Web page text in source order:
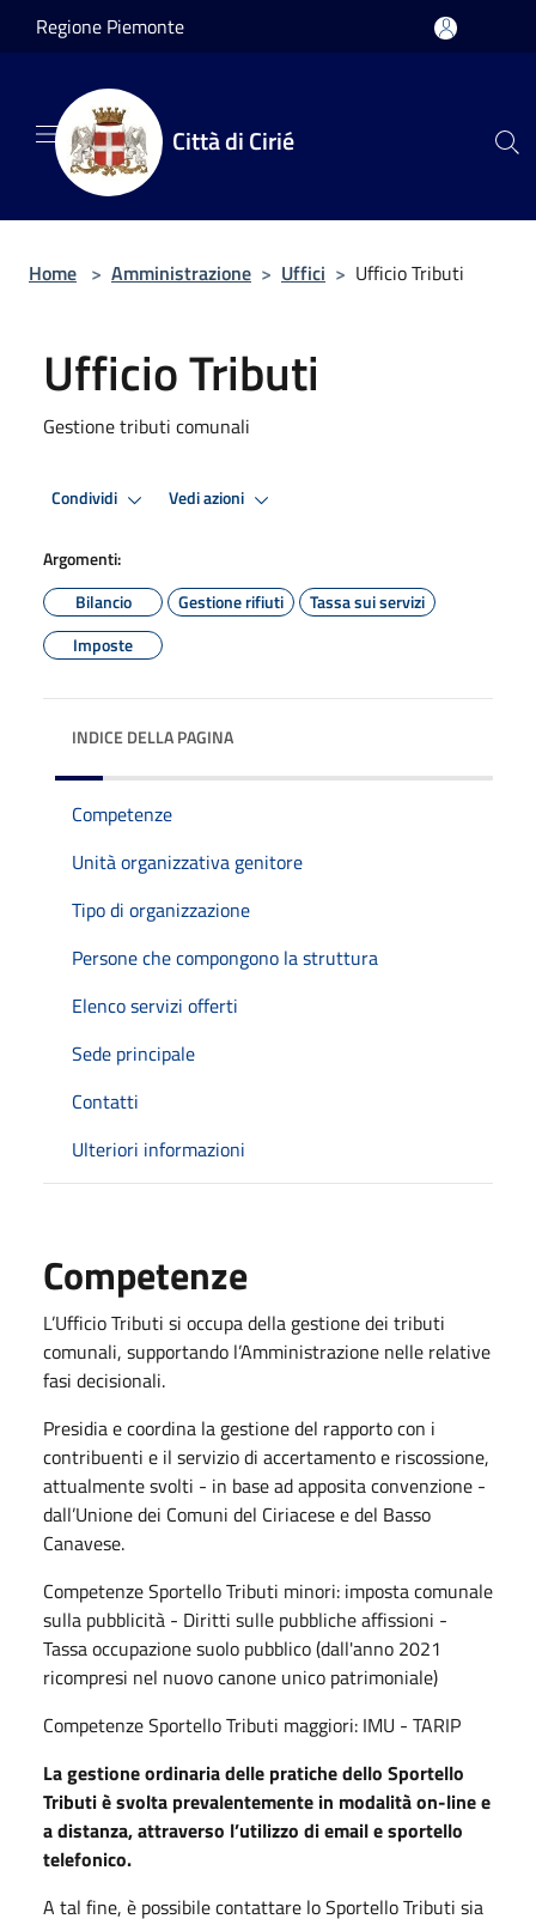
Salta al contenuto principale
Regione Piemonte
Città di Cirié
Home > Amministrazione > Uffici > Ufficio Tributi
Ufficio Tributi
Gestione tributi comunali
Condividi Vedi azioni
Argomenti:
Bilancio
Gestione rifiuti
Tassa sui servizi
Imposte
INDICE DELLA PAGINA
Competenze
Unità organizzativa genitore
Tipo di organizzazione
Persone che compongono la struttura
Elenco servizi offerti
Sede principale
Contatti
Ulteriori informazioni
Competenze
L’Ufficio Tributi si occupa della gestione dei tributi
comunali, supportando l’Amministrazione nelle relative
fasi decisionali.
Presidia e coordina la gestione del rapporto con i
contribuenti e il servizio di accertamento e riscossione,
attualmente svolti - in base ad apposita convenzione -
dall’Unione dei Comuni del Ciriacese e del Basso
Canavese.
Competenze Sportello Tributi minori: imposta comunale
sulla pubblicità - Diritti sulle pubbliche affissioni -
Tassa occupazione suolo pubblico (dall'anno 2021
ricompresi nel nuovo canone unico patrimoniale)
Competenze Sportello Tributi maggiori: IMU - TARIP
La gestione ordinaria delle pratiche dello Sportello
Tributi è svolta prevalentemente in modalità on-line e
a distanza, attraverso l’utilizzo di email e sportello
telefonico.
A tal fine, è possibile contattare lo Sportello Tributi sia